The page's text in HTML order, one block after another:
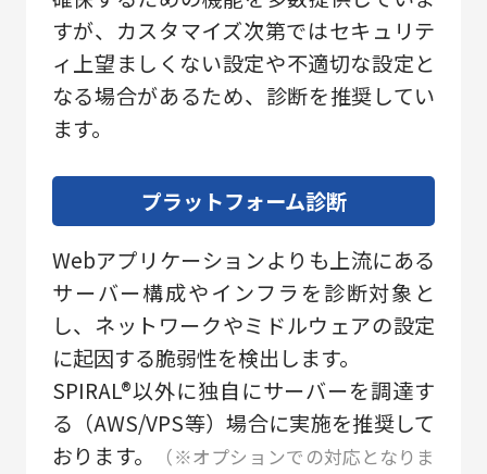
すが、カスタマイズ次第ではセキュリテ
ィ上望ましくない設定や不適切な設定と
なる場合があるため、診断を推奨してい
ます。
プラットフォーム診断
Webアプリケーションよりも上流にある
サーバー構成やインフラを診断対象と
し、ネットワークやミドルウェアの設定
に起因する脆弱性を検出します。
SPIRAL®以外に独⾃にサーバーを調達す
る（AWS/VPS等）場合に実施を推奨して
おります。
（※オプションでの対応となりま